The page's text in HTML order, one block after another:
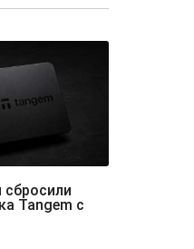
Линии и рамки /
Tangem с